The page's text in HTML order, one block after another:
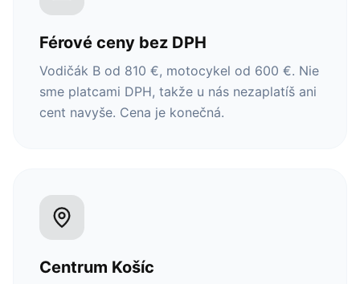
Férové ceny bez DPH
Vodičák B od 810 €, motocykel od 600 €. Nie
sme platcami DPH, takže u nás nezaplatíš ani
cent navyše. Cena je konečná.
Centrum Košíc